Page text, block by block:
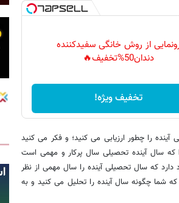
از روش خانگی سفیدکننده
دندان50%تخفیف🔥
تخفیف ویژه!
را چطور ارزیابی می کنید؛ و فکر می کنید
که سال آینده تحصیلی سال پرکار و مهمی است
که سال تحصیلی آینده را سال مهمی از نظر
شما چگونه سال آینده را تحلیل می کنید و به